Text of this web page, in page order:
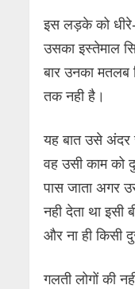
इस लड़के को धीरे-
उसका इस्तेमाल
बार उनका मतलब
तक नही है।
यह बात उसे अंदर
वह उसी काम को
पास जाता अगर
नही देता था इसी
और ना ही किसी
गलती लोगों की